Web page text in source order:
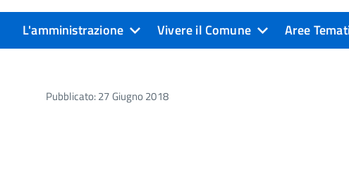
L'amministrazione Vivere il Comune Aree
Pubblicato: 27 Giugno 2018